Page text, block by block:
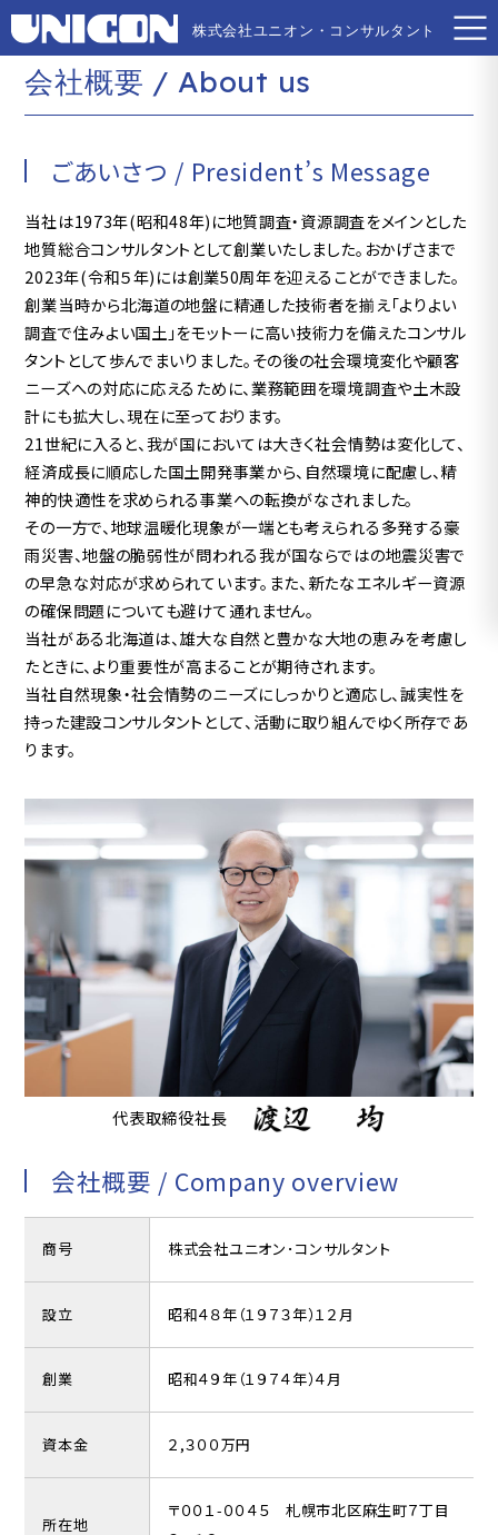
株式会社ユニオン・コンサルタント
株式会社ユニオン・コンサルタント
会社概要 / About us
ごあいさつ / President’s Message
当社は1973年(昭和48年)に地質調査・資源調査をメインとした
地質総合コンサルタントとして創業いたしました。おかげさまで
2023年(令和５年)には創業50周年を迎えることができました。
創業当時から北海道の地盤に精通した技術者を揃え「よりよい
調査で住みよい国土」をモットーに高い技術力を備えたコンサル
タントとして歩んでまいりました。その後の社会環境変化や顧客
ニーズへの対応に応えるために、業務範囲を環境調査や土木設
計にも拡大し、現在に至っております。
21世紀に入ると、我が国においては大きく社会情勢は変化して、
経済成長に順応した国土開発事業から、自然環境に配慮し、精
神的快適性を求められる事業への転換がなされました。
その一方で、地球温暖化現象が一端とも考えられる多発する豪
雨災害、地盤の脆弱性が問われる我が国ならではの地震災害で
の早急な対応が求められています。また、新たなエネルギー資源
の確保問題についても避けて通れません。
当社がある北海道は、雄大な自然と豊かな大地の恵みを考慮し
たときに、より重要性が高まることが期待されます。
当社自然現象・社会情勢のニーズにしっかりと適応し、誠実性を
持った建設コンサルタントとして、活動に取り組んでゆく所存であ
ります。
代表取締役社長
会社概要 / Company overview
商号 株式会社ユニオン･コンサルタント
設立 昭和４８年（１９７３年）１２月
創業 昭和４９年（１９７４年）４月
資本金 ２,３００万円
所在地
〒００１-００４５ 札幌市北区麻生町７丁目